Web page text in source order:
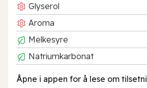
Glyserol
Aroma
Melkesyre
Natriumkarbonat
Åpne i appen for å lese om